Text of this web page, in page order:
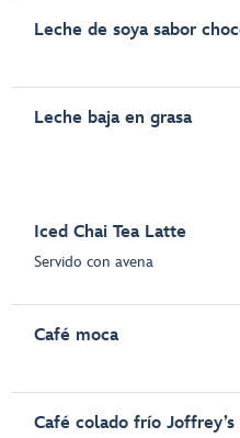
Leche de soya sabor
Leche baja en grasa
Iced Chai Tea Latte
Servido con avena
Café moca
Café colado frío